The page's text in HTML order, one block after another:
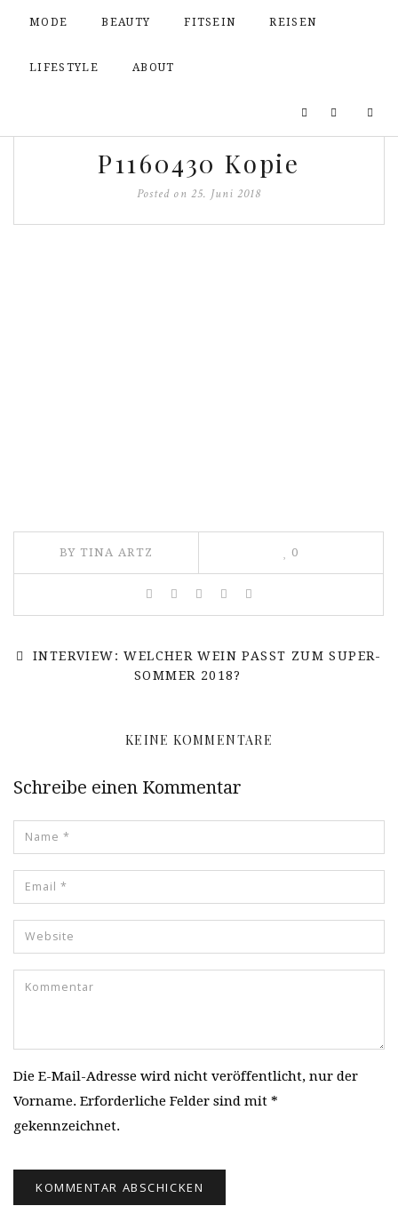
MODE BEAUTY FITSEIN REISEN
LIFESTYLE ABOUT
P1160430 Kopie
Posted on 25. Juni 2018
BY TINA ARTZ 0
INTERVIEW: WELCHER WEIN PASST ZUM SUPER-
SOMMER 2018?
KEINE KOMMENTARE
Schreibe einen Kommentar
Die E-Mail-Adresse wird nicht veröffentlicht, nur der
Vorname. Erforderliche Felder sind mit *
gekennzeichnet.